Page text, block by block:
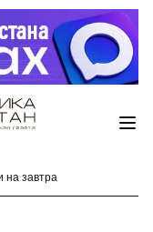
на завтра